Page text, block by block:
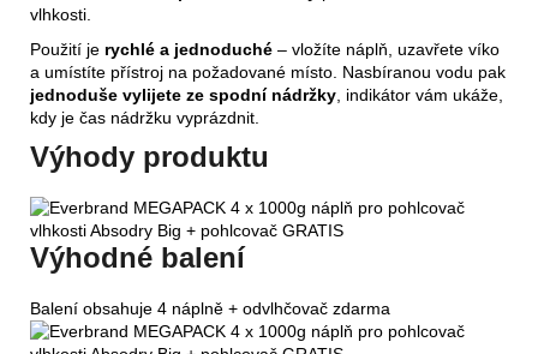
vlhkosti.
Použití je rychlé a jednoduché – vložíte náplň, uzavřete víko
a umístíte přístroj na požadované místo. Nasbíranou vodu pak
jednoduše vylijete ze spodní nádržky , indikátor vám ukáže,
kdy je čas nádržku vyprázdnit.
Výhody produktu
Výhodné balení
Balení obsahuje 4 náplně + odvlhčovač zdarma